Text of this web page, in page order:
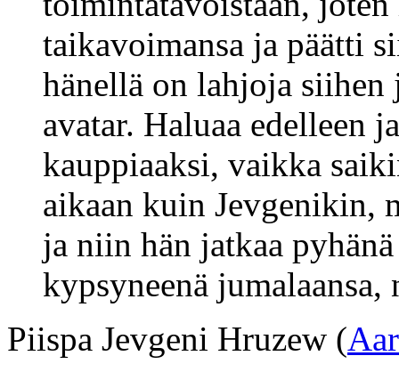
taikavoimansa ja päätti
hänellä on lahjoja siihen
avatar. Haluaa edelleen
kauppiaaksi, vaikka
aikaan kuin Jevgenikin,
ja niin hän jatkaa
kypsyneenä
Piispa Jevgeni Hruzew (